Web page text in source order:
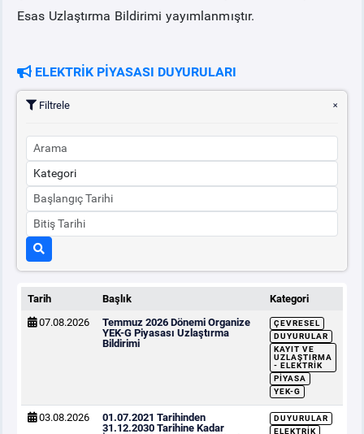
SERBEST TÜKETİCİ
TEMİNAT
BÜLTENLER
DUYURULAR
BT HİZMET YÖNETİM SİSTEMİ POLİTİKAMIZ
Esas Uzlaştırma Bildirimi yayımlanmıştır.
ELEKTRİK PİYASASI DUYURULARI
Filtrele
Tarih Başlık
Kategori
07.08.2026
Temmuz 2026 Dönemi Organize
YEK-G Piyasası Uzlaştırma
Bildirimi
ÇEVRESEL
DUYURULAR
KAYIT VE
UZLAŞTIRMA
- ELEKTRIK
PIYASA
YEK-G
03.08.2026
01.07.2021 Tarihinden
31.12.2030 Tarihine Kadar
DUYURULAR
ELEKTRIK